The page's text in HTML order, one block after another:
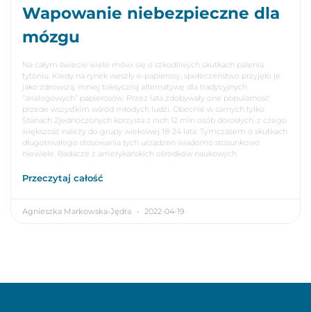
Wapowanie niebezpieczne dla
mózgu
Na całym świecie wiele mówi się o szkodliwych skutkach palenia
tytoniu. Kiedy na rynek weszły e-papierosy, społeczeństwo przyjęło je
jako zdrowszą, mniej toksyczną alternatywę dla tradycyjnych
“analogowych” papierosów. Przez lata zdobywały one popularność
przede wszystkim wśród młodych ludzi. Obecnie w samych tylko
Stanach Zjednoczonych korzysta z nich 12 mln osób dorosłych, z czego
większość należy do grupy wiekowej 18-24 lata. Tymczasem o skutkach
długotrwałego stosowania tych urządzeń wiadomo stosunkowo
niewiele. Badacze z amerykańskich ośrodków naukowych
Przeczytaj całość
Agnieszka Markowska-Jędra 2022-04-19